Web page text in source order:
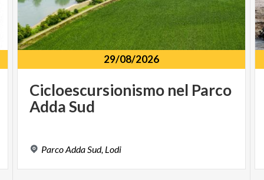
29/08/2026
Cicloescursionismo nel Parco
AddaSud
ParcoAddaSud, Lodi